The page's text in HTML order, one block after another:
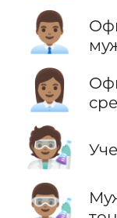
👨🏽‍💼
👩🏽‍💼
🧑🏽‍🔬
👨🏽‍🔬